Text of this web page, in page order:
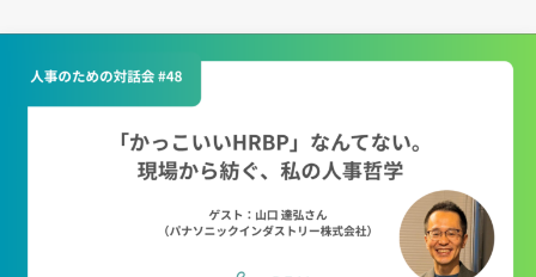
す） す） す）